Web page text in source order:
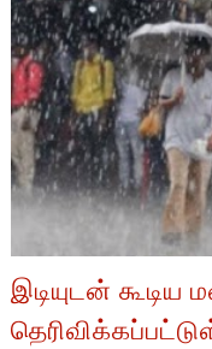
இடியுடன்